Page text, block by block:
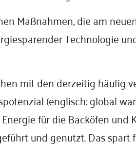
Maßnahmen, die am
Technologie
mit den derzeitig häufig
(englisch: global
für die Backöfen und
und genutzt. Das